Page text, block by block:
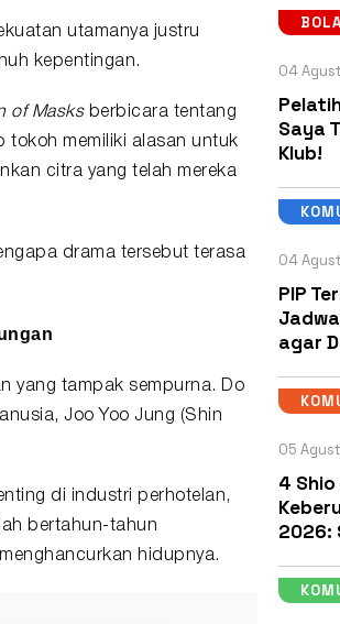
utamanya justru
kepentingan.
of Masksberbicara tentang
tokoh memiliki alasan untuk
citra yang telah mereka
drama tersebut terasa
yang tampak sempurna. Do
, Joo Yoo Jung (Shin
di industri perhotelan,
bertahun-tahun
hidupnya.
04
Saya
Klub!
04
PIP
agar
05
4
2026: